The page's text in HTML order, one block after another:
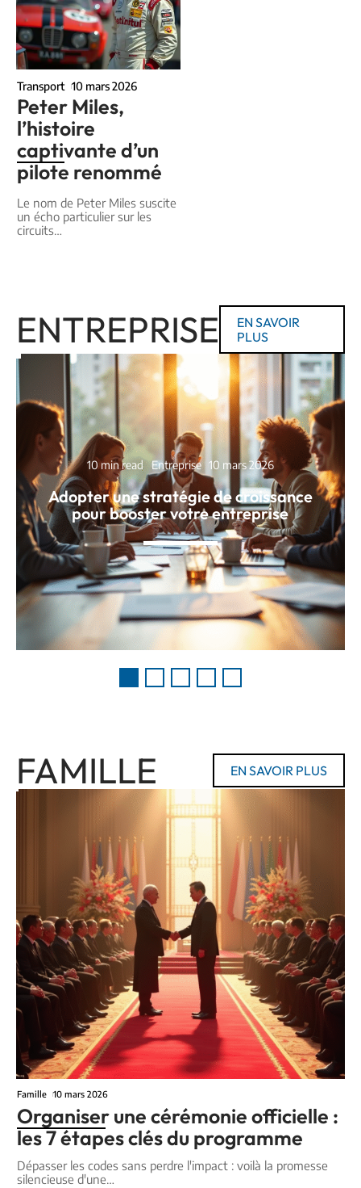
Transport 10 mars 2026
Peter Miles,
l’histoire
captivante d’un
pilote renommé
Le nom de Peter Miles suscite
un écho particulier sur les
circuits…
ENTREPRISE
EN SAVOIR
PLUS
10 min read Entreprise 10 mars 2026
Adopter une stratégie de croissance
pour booster votre entreprise
FAMILLE EN SAVOIR PLUS
Famille 10 mars 2026
Organiser une cérémonie officielle :
les 7 étapes clés du programme
Dépasser les codes sans perdre l'impact : voilà la promesse
silencieuse d'une…